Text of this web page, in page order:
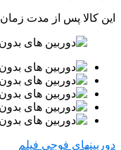
این کالا پس از مدت
دوربینهای فوجی فیلم